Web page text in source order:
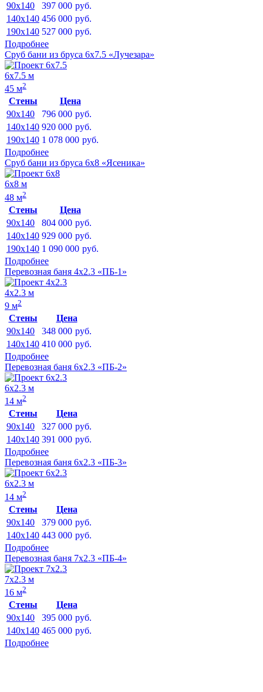
90x140
397 000 руб.
140x140 456 000 руб.
190x140 527 000 руб.
Подробнее
Сруб бани из бруса 6х7.5 «Лучезара»
6х7.5 м
45 м2
Стены
Цена
90x140
796 000 руб.
140x140 920 000 руб.
190x140 1 078 000 руб.
Подробнее
Сруб бани из бруса 6х8 «Ясеника»
6х8 м
48 м2
Стены
Цена
90x140
804 000 руб.
140x140 929 000 руб.
190x140 1 090 000 руб.
Подробнее
Перевозная баня 4х2.3 «ПБ-1»
4х2.3 м
9 м2
Стены
Цена
90x140
348 000 руб.
140x140 410 000 руб.
Подробнее
Перевозная баня 6х2.3 «ПБ-2»
6х2.3 м
14 м2
Стены
Цена
90x140
327 000 руб.
140x140 391 000 руб.
Подробнее
Перевозная баня 6х2.3 «ПБ-3»
6х2.3 м
14 м2
Стены
Цена
90x140
379 000 руб.
140x140 443 000 руб.
Подробнее
Перевозная баня 7х2.3 «ПБ-4»
7х2.3 м
16 м2
Стены
Цена
90x140
395 000 руб.
140x140 465 000 руб.
Подробнее